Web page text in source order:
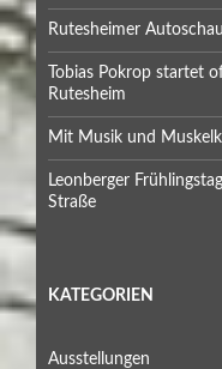
Rutesheimer
Tobias Pokrop startet
Rutesheim
Mit Musik und
Leonberger
Straße
KATEGORIEN
Ausstellungen